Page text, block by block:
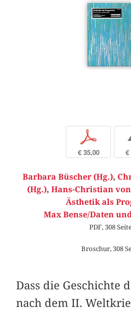
p
€ 35,00 €
Barbara Büscher (Hg.),
(Hg.), Hans-Christian
Ästhetik als
Max Bense/Daten
PDF, 308
Broschur, 308
Dass die Geschichte
nach dem II.